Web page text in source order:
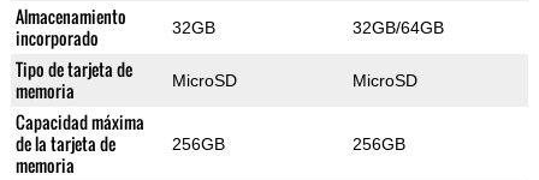
Almacenamiento
incorporado
32GB 32GB/64GB
Tipo de tarjeta de
memoria
MicroSD MicroSD
Capacidad máxima
de la tarjeta de
memoria
256GB 256GB